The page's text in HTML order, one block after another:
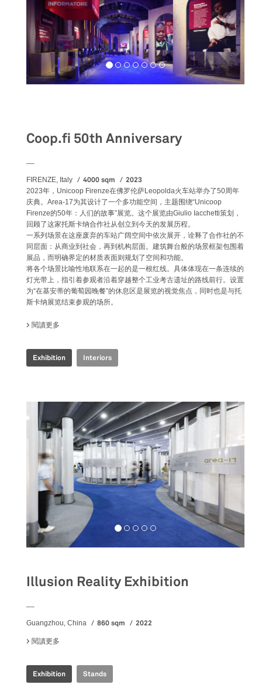
Coop.fi 50th Anniversary
FIRENZE, Italy 4000 sqm 2023
2023年，Unicoop Firenze在佛罗伦萨Leopolda火车站举办了50周年
庆典。Area-17为其设计了一个多功能空间，主题围绕“Unicoop
Firenze的50年：人们的故事”展览。这个展览由Giulio Iacchetti策划，
回顾了这家托斯卡纳合作社从创立到今天的发展历程。
一系列场景在这座废弃的车站广阔空间中依次展开，诠释了合作社的不
同层面：从商业到社会，再到机构层面。建筑舞台般的场景框架包围着
展品，而明确界定的材质表面则规划了空间和功能。
将各个场景比喻性地联系在一起的是一根红线。具体体现在一条连续的
灯光带上，指引着参观者沿着穿越整个工业考古遗址的路线前行。设置
为“在基安蒂的葡萄园晚餐”的休息区是展览的视觉焦点，同时也是与托
斯卡纳展览结束参观的场所。
閱讀更多
Exhibition Interiors
Illusion Reality Exhibition
Guangzhou, China 860 sqm
2022
閱讀更多
Exhibition Stands